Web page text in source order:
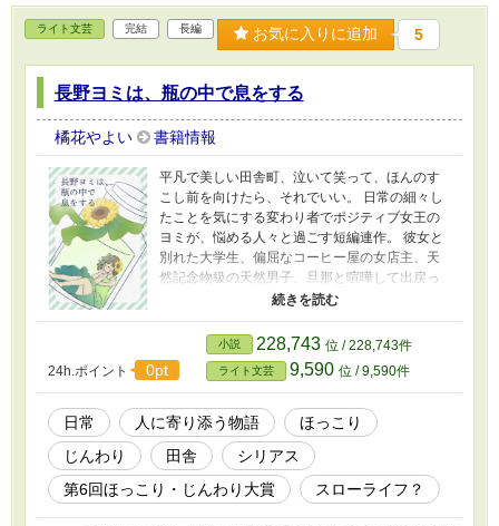
ライト文芸 完結 長編 お気に入りに追加 5
長野ヨミは、瓶の中で息をする
橘花やよい 書籍情報
平凡で美しい田舎町、泣いて笑って、ほんのす
こし前を向けたら、それでいい。 日常の細々し
たことを気にする変わり者でポジティブ女王の
ヨミが、悩める人々と過ごす短編連作。 彼女と
別れた大学生、偏屈なコーヒー屋の女店主、天
然記念物級の天然男子、旦那と喧嘩して出戻っ
てきたお姉さん……。じんわりしみる、彼らの
使用させていただきました。
24h.ポイント 0pt
小説 228,743 位 / 228,743件
ライト文芸 9,590 位 / 9,590件
日常 人に寄り添う物語
ほっこり
じんわり
田舎
シリアス
第6回ほっこり・じんわり大賞
スローライフ？